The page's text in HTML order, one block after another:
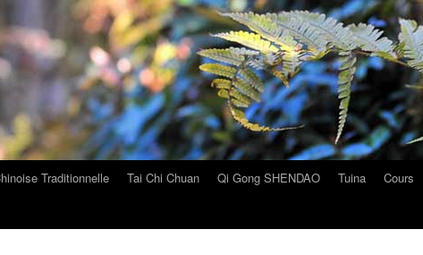
Traditionnelle Tai Chi Chuan Qi Gong SHENDAO Tuina Cours